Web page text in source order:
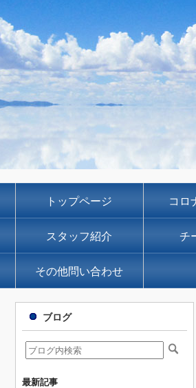
トップページ コロ
スタッフ紹介 チ
その他問い合わせ
ブログ
最新記事